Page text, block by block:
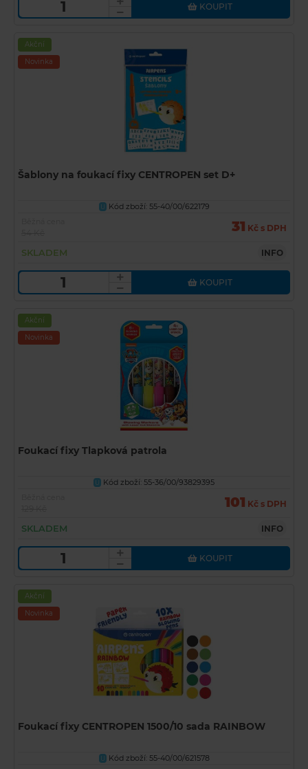
KOUPIT
Akční
Novinka
Šablony na foukací fixy CENTROPEN set D+
U Kód zboží: 55-40/00/622179
31 Kč s DPH
SKLADEM INFO
KOUPIT
Akční
Novinka
Foukací fixy Tlapková patrola
U
Kód zboží: 55-36/00/93829395
101 Kč s DPH
SKLADEM INFO
KOUPIT
Akční
Novinka
Foukací fixy CENTROPEN 1500/10 sada RAINBOW
U Kód zboží: 55-40/00/621578